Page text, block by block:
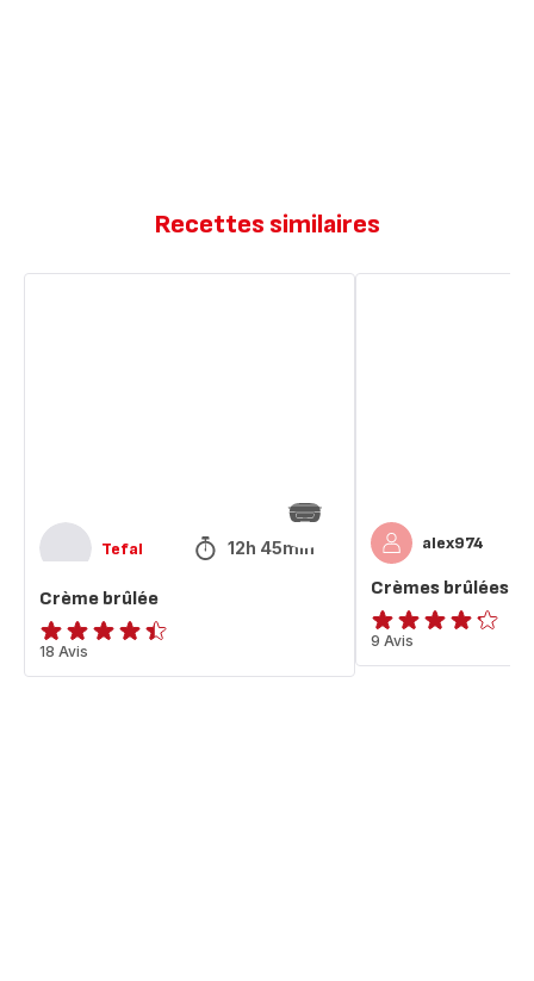
Recettes similaires
Tefal 12h 45min
Crème brûlée
ratings.4.4
18 Avis
alex974
Crèmes brûlées
ratings.4.2
9 Avis